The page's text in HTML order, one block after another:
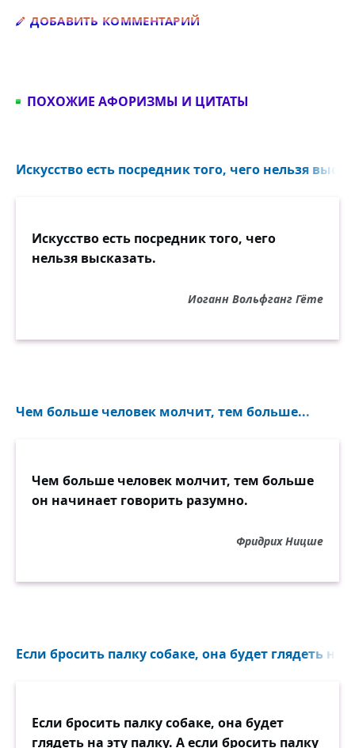
ДОБАВИТЬ КОММЕНТАРИЙ
ПОХОЖИЕ АФОРИЗМЫ И ЦИТАТЫ
Искусство есть посредник того, чего нельзя
Искусство есть посредник того, чего
нельзя высказать.
Иоганн Вольфганг Гёте
Чем больше человек молчит, тем больше...
Чем больше человек молчит, тем больше
он начинает говорить разумно.
Фридрих Ницше
Если бросить палку собаке, она будет глядеть на
Если бросить палку собаке, она будет
глядеть на эту палку. А если бросить палку